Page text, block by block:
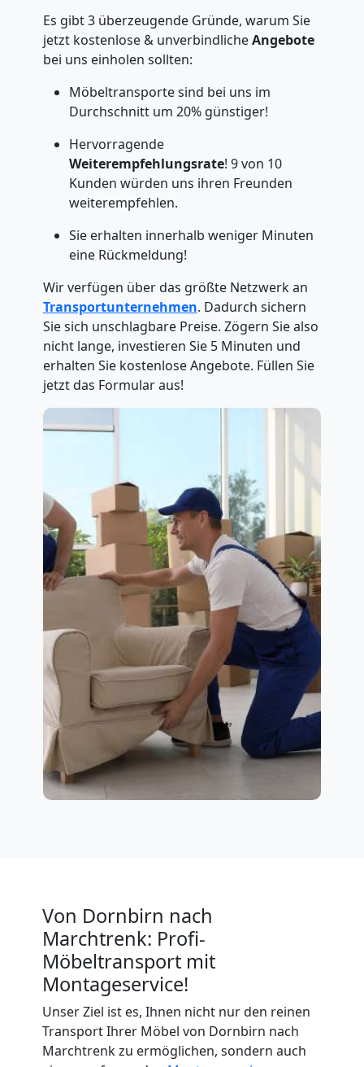
Es gibt 3 überzeugende Gründe, warum Sie
jetzt kostenlose & unverbindlicheAngebote
bei uns einholen sollten:
Möbeltransporte sind bei uns im
Durchschnitt um 20% günstiger!
Hervorragende
Weiterempfehlungsrate! 9 von 10
Kunden würden uns ihren Freunden
weiterempfehlen.
Sie erhalten innerhalb weniger Minuten
eine Rückmeldung!
Wir verfügen über das größte Netzwerk an
Transportunternehmen. Dadurch sichern
Sie sich unschlagbare Preise. Zögern Sie also
nicht lange, investieren Sie 5 Minuten und
erhalten Sie kostenlose Angebote. Füllen Sie
jetzt das Formular aus!
Von Dornbirn nach
Marchtrenk: Profi-
Möbeltransport mit
Montageservice!
Unser Ziel ist es, Ihnen nicht nur den reinen
Transport Ihrer Möbel von Dornbirn nach
Marchtrenk zu ermöglichen, sondern auch